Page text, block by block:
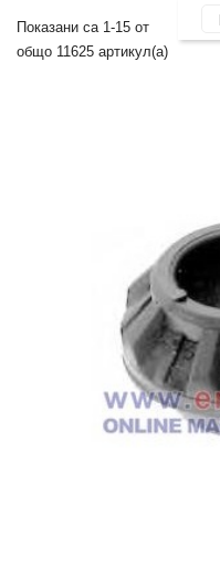
Показани са 1-15 от
общо 11625 артикул(а)